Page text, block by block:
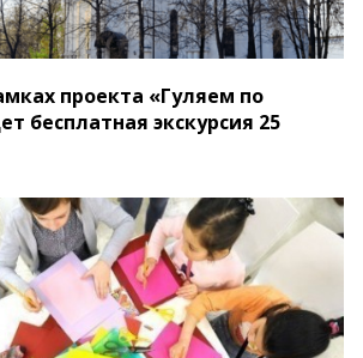
проекта «Гуляем по
бесплатная экскурсия 25